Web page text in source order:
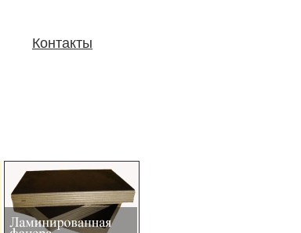
Контакты